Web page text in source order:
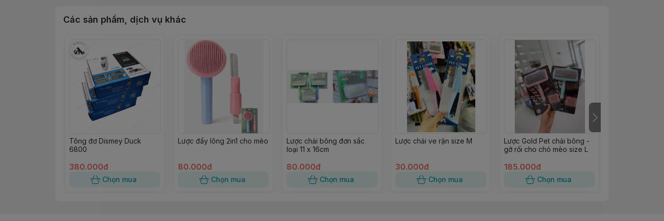
Thiết kế đầu lông hơi cong giúp chải lông dễ dàng, đặc biệt là vùng đầu và cổ vật nuôi.
Lược cầm khá chắn, nặng tay chải gỡ rối rất nhanh.
Hai màu để lựa chọn: xanh, hồng.
Các sản phẩm, dịch vụ khác
Tông đơ Dismey Duck
6800
380.000đ
Chọn mua
Lược đẩy lông 2in1 cho mèo
80.000đ
Chọn mua
Lược chải bông đơn sắc
loại 11 x 16cm
80.000đ
Chọn mua
Lược chải ve rận size M
30.000đ
Chọn mua
Lược Gold Pet chải bông -
gỡ rối cho chó mèo size L
185.000đ
Chọn mua